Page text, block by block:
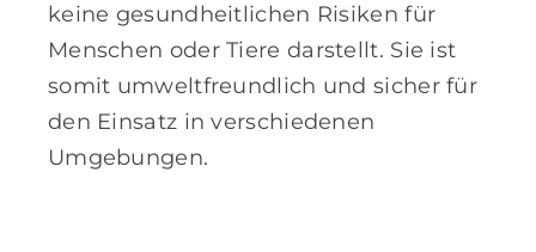
keine gesundheitlichen Risiken für
Menschen oder Tiere darstellt. Sie ist
somit umweltfreundlich und sicher für
den Einsatz in verschiedenen
Umgebungen.